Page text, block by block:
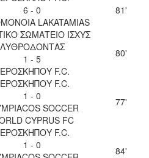
6 - 0
LAKATAMIAS
81'
ΣΩΜΑΤΕΙΟ ΙΣΧΥΣ
ΛΥΘΡΟΔΟΝΤΑΣ
1 - 5
F.C.
80'
F.C.
1 - 0
SOCCER
CYPRUS FC
77'
F.C.
1 - 0
84'